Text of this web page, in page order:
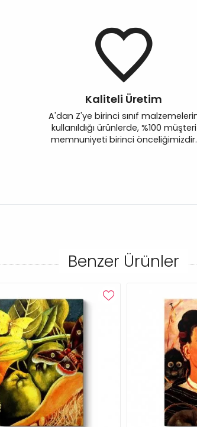
Kaliteli Üretim
A'dan Z'ye birinci sınıf
kullanıldığı ürünlerde, %100 müşteri
memnuniyeti birinci önceliğimizdir.
Benzer Ürünler